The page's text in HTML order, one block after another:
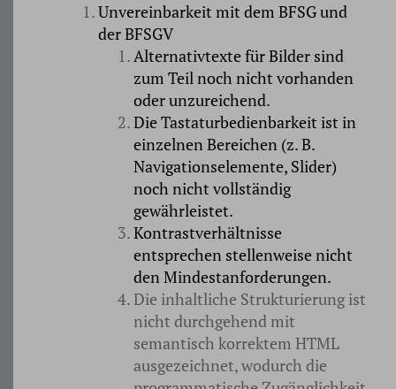
Unvereinbarkeit mit dem BFSG und
der BFSGV
Alternativtexte für Bilder sind
zum Teil noch nicht vorhanden
oder unzureichend.
Die Tastaturbedienbarkeit ist in
einzelnen Bereichen (z. B.
Navigationselemente, Slider)
noch nicht vollständig
gewährleistet.
Kontrastverhältnisse
entsprechen stellenweise nicht
den Mindestanforderungen.
Die inhaltliche Strukturierung ist
nicht durchgehend mit
semantisch korrektem HTML
ausgezeichnet, wodurch die